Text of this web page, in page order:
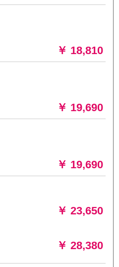
￥ 18,810
￥ 19,690
￥ 19,690
￥ 23,650
￥ 28,380